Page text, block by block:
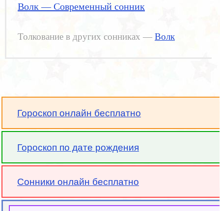
Волк — Современный сонник
Толкование в других сонниках — Волк
Гороскоп онлайн бесплатно
Гороскоп по дате рождения
Сонники онлайн бесплатно